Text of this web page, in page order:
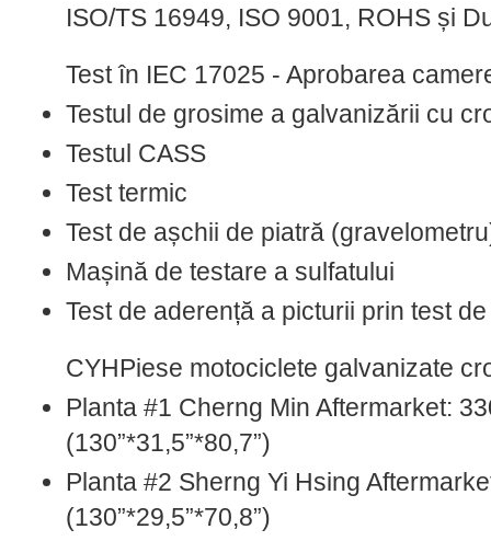
ISO/TS 16949, ISO 9001, ROHS și
Test în IEC 17025 - Aprobarea
Testul de grosime a galvanizării cu
Testul CASS
Test termic
Test de așchii de piatră
Mașină de testare a sulfatului
Test de aderență a picturii prin test
CYHPiese motociclete galvanizate
Planta #1 Cherng Min Aftermarket:
(130”*31,5”*80,7”)
Planta #2 Sherng Yi Hsing
(130”*29,5”*70,8”)